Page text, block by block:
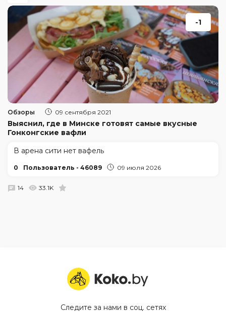
-1
Обзоры 09 сентября 2021
Выяснил, где в Минске готовят самые вкусные
Гонконгские вафли
В арена сити нет вафель
0 Пользователь - 46089 09 июля 2026
14 33.1K
Следите за нами в соц. сетях